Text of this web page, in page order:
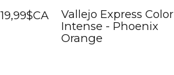
19,99$CA
Vallejo Express Color
Intense - Phoenix
Orange